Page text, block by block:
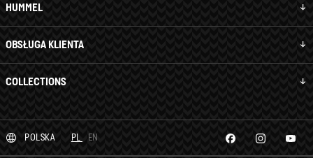
HUMMEL
OBSŁUGA KLIENTA
COLLECTIONS
POLSKA PL EN